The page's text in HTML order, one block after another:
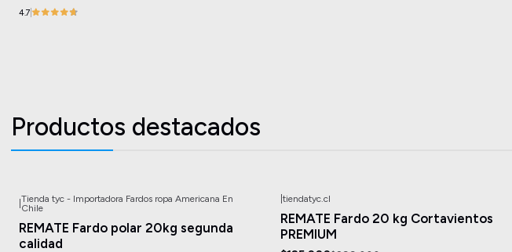
4.7
Productos destacados
-75%
Tienda tyc - Importadora Fardos ropa Americana En
Chile
REMATE Fardo polar 20kg segunda
calidad
|tiendatyc.cl
REMATE Fardo 20 kg Cortavientos
PREMIUM